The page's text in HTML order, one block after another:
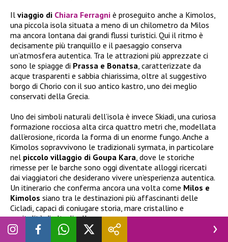
Il viaggio di Chiara Ferragni è proseguito anche a Kimolos,
una piccola isola situata a meno di un chilometro da Milos
ma ancora lontana dai grandi flussi turistici. Qui il ritmo è
decisamente più tranquillo e il paesaggio conserva
un’atmosfera autentica. Tra le attrazioni più apprezzate ci
sono le spiagge di Prassa e Bonatsa , caratterizzate da
acque trasparenti e sabbia chiarissima, oltre al suggestivo
borgo di Chorio con il suo antico kastro, uno dei meglio
conservati della Grecia.
Uno dei simboli naturali dell’isola è invece Skiadi, una curiosa
formazione rocciosa alta circa quattro metri che, modellata
dall’erosione, ricorda la forma di un enorme fungo. Anche a
Kimolos sopravvivono le tradizionali syrmata, in particolare
nel piccolo villaggio di Goupa Kara , dove le storiche
rimesse per le barche sono oggi diventate alloggi ricercati
dai viaggiatori che desiderano vivere un’esperienza autentica.
Un itinerario che conferma ancora una volta come Milos e
Kimolos siano tra le destinazioni più affascinanti delle
Cicladi, capaci di coniugare storia, mare cristallino e
ospitalità di alto livello.